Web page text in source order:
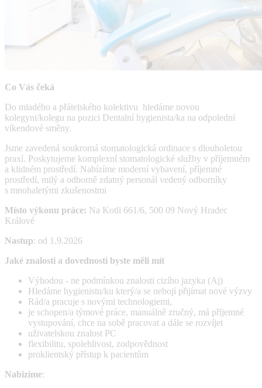
Co Vás čeká
Do mladého a přátelského kolektivu hledáme novou
kolegyni/kolegu na pozici Dentalní hygienista/ka na odpolední
víkendové směny.
Jsme zavedená soukromá stomatologická ordinace s dlouholetou
praxí. Poskytujeme komplexní stomatologické služby v příjemném
a klidném prostředí. Nabízíme moderní vybavení, příjemné
prostředí, milý a odborně zdatný personál vedený odborníky
s mnohaletými zkušenostmi
Místo výkonu práce: Na Kotli 661/6, 500 09 Nový Hradec
Králové
Nastup: od 1.9.2026
Jaké znalosti a dovednosti byste měli mít
Výhodou - ne podmínkou znalosti cizího jazyka (Aj)
Hledáme hygienistu/ku který/a se nebojí přijímat nové výzvy
Rád/a pracuje s novými technologiemi,
je schopen/a týmové práce, manuálně zručný, má příjemné
vystupování, chce na sobě pracovat a dále se rozvíjet
uživatelskou znalost PC
flexibilitu, spolehlivost, zodpovědnost
proklientský přístup k pacientům
Nabizime: